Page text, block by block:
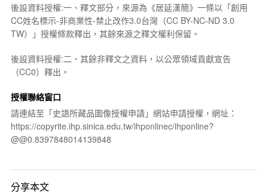
後設資料授權:一、釋文部分，來源為《居延漢簡》一條以「創用
CC姓名標示-非商業性-禁止改作3.0台灣（CC BY-NC-ND 3.0
TW）」授權條款釋出，其餘來源之釋文權利保留。
後設資料授權:二、其餘非釋文之資料，以公眾領域貢獻宣告
（CC0）釋出。
授權聯絡窗口
請連結至「史語所藏品圖像授權申請」網站申請授權，網址：
https://copyrite.ihp.sinica.edu.tw/ihponlinec/ihponline?
@@0.8397848014139848
分享本文